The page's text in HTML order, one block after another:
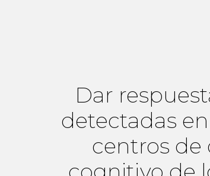
Dar
detectadas
centros de